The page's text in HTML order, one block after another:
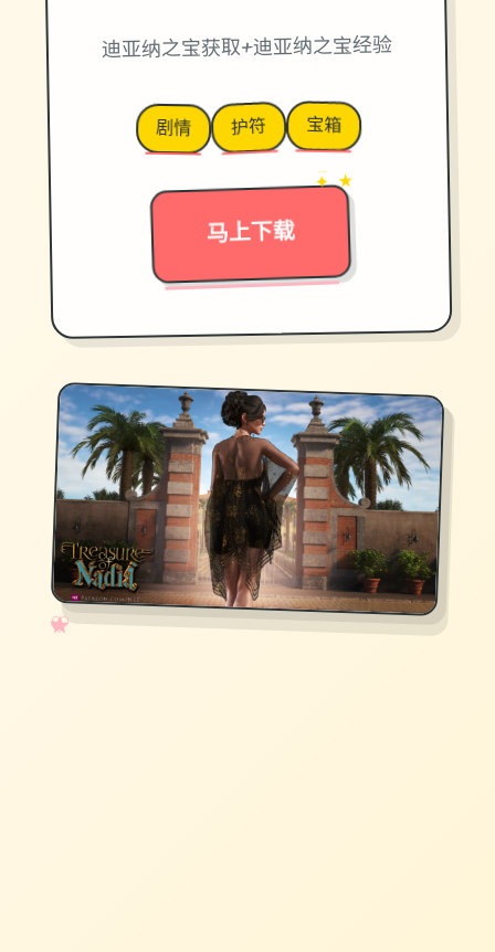
迪亚纳之宝获取+迪亚纳之宝经验
剧情 护符 宝箱
马上下载
→
✦ ★
✧
♡
★
♥